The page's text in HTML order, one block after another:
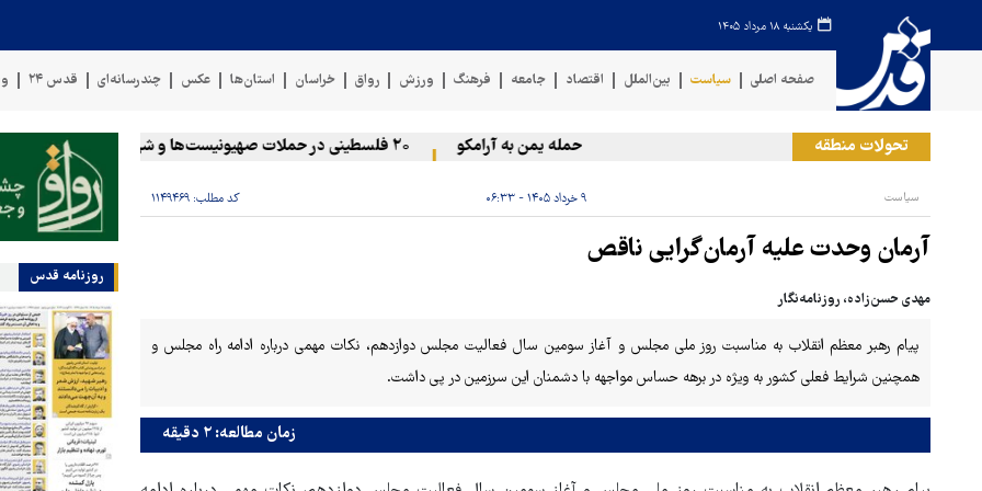
یکشنبه ۱۸ مرداد ۱۴۰۵
صفحه اصلی سیاست بین‌الملل اقتصاد جامعه فرهنگ ورزش رواق خراسان استان‌ها عکس چندرسانه‌ای قدس ۲۴
تحولات منطقه حمله یمن به آرامکو
سیاست ۹ خرداد ۱۴۰۵ - ۰۶:۳۳ کد مطلب: ۱۱۴۹۴۶۹
آرمان وحدت علیه آرمان‌گرایی ناقص
مهدی حسن‌زاده، روزنامه‌نگار
پیام رهبر معظم انقلاب به مناسبت روز ملی مجلس و آغاز سومین سال فعالیت مجلس دوازدهم، نکات مهمی درباره ادامه راه مجلس و
همچنین شرایط فعلی کشور به ویژه در برهه حساس مواجهه با دشمنان این سرزمین در پی داشت.
زمان مطالعه: ۲ دقیقه
روزنامه قدس